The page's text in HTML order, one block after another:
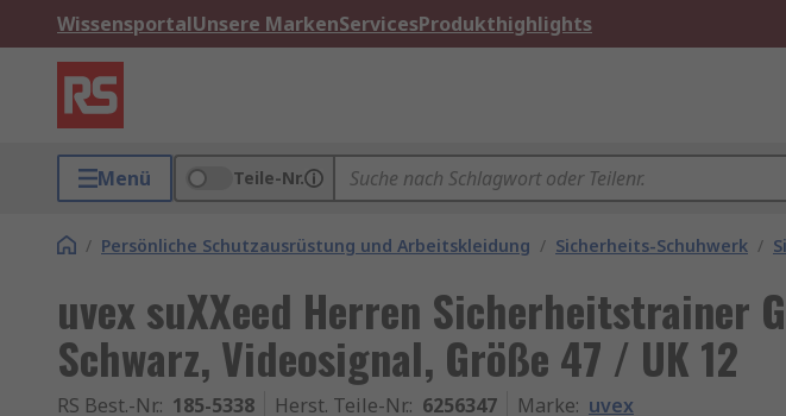
WissensportalUnsere MarkenServicesProdukthighlights
Menü Teile-Nr.
/ Persönliche Schutzausrüstung und Arbeitskleidung / Sicherheits-Schuhwerk /
uvex suXXeed Herren Sicherheitstrainer
Schwarz, Videosignal, Größe 47 / UK 12
RS Best.-Nr.: 185-5338 Herst. Teile-Nr.: 6256347 Marke: uvex